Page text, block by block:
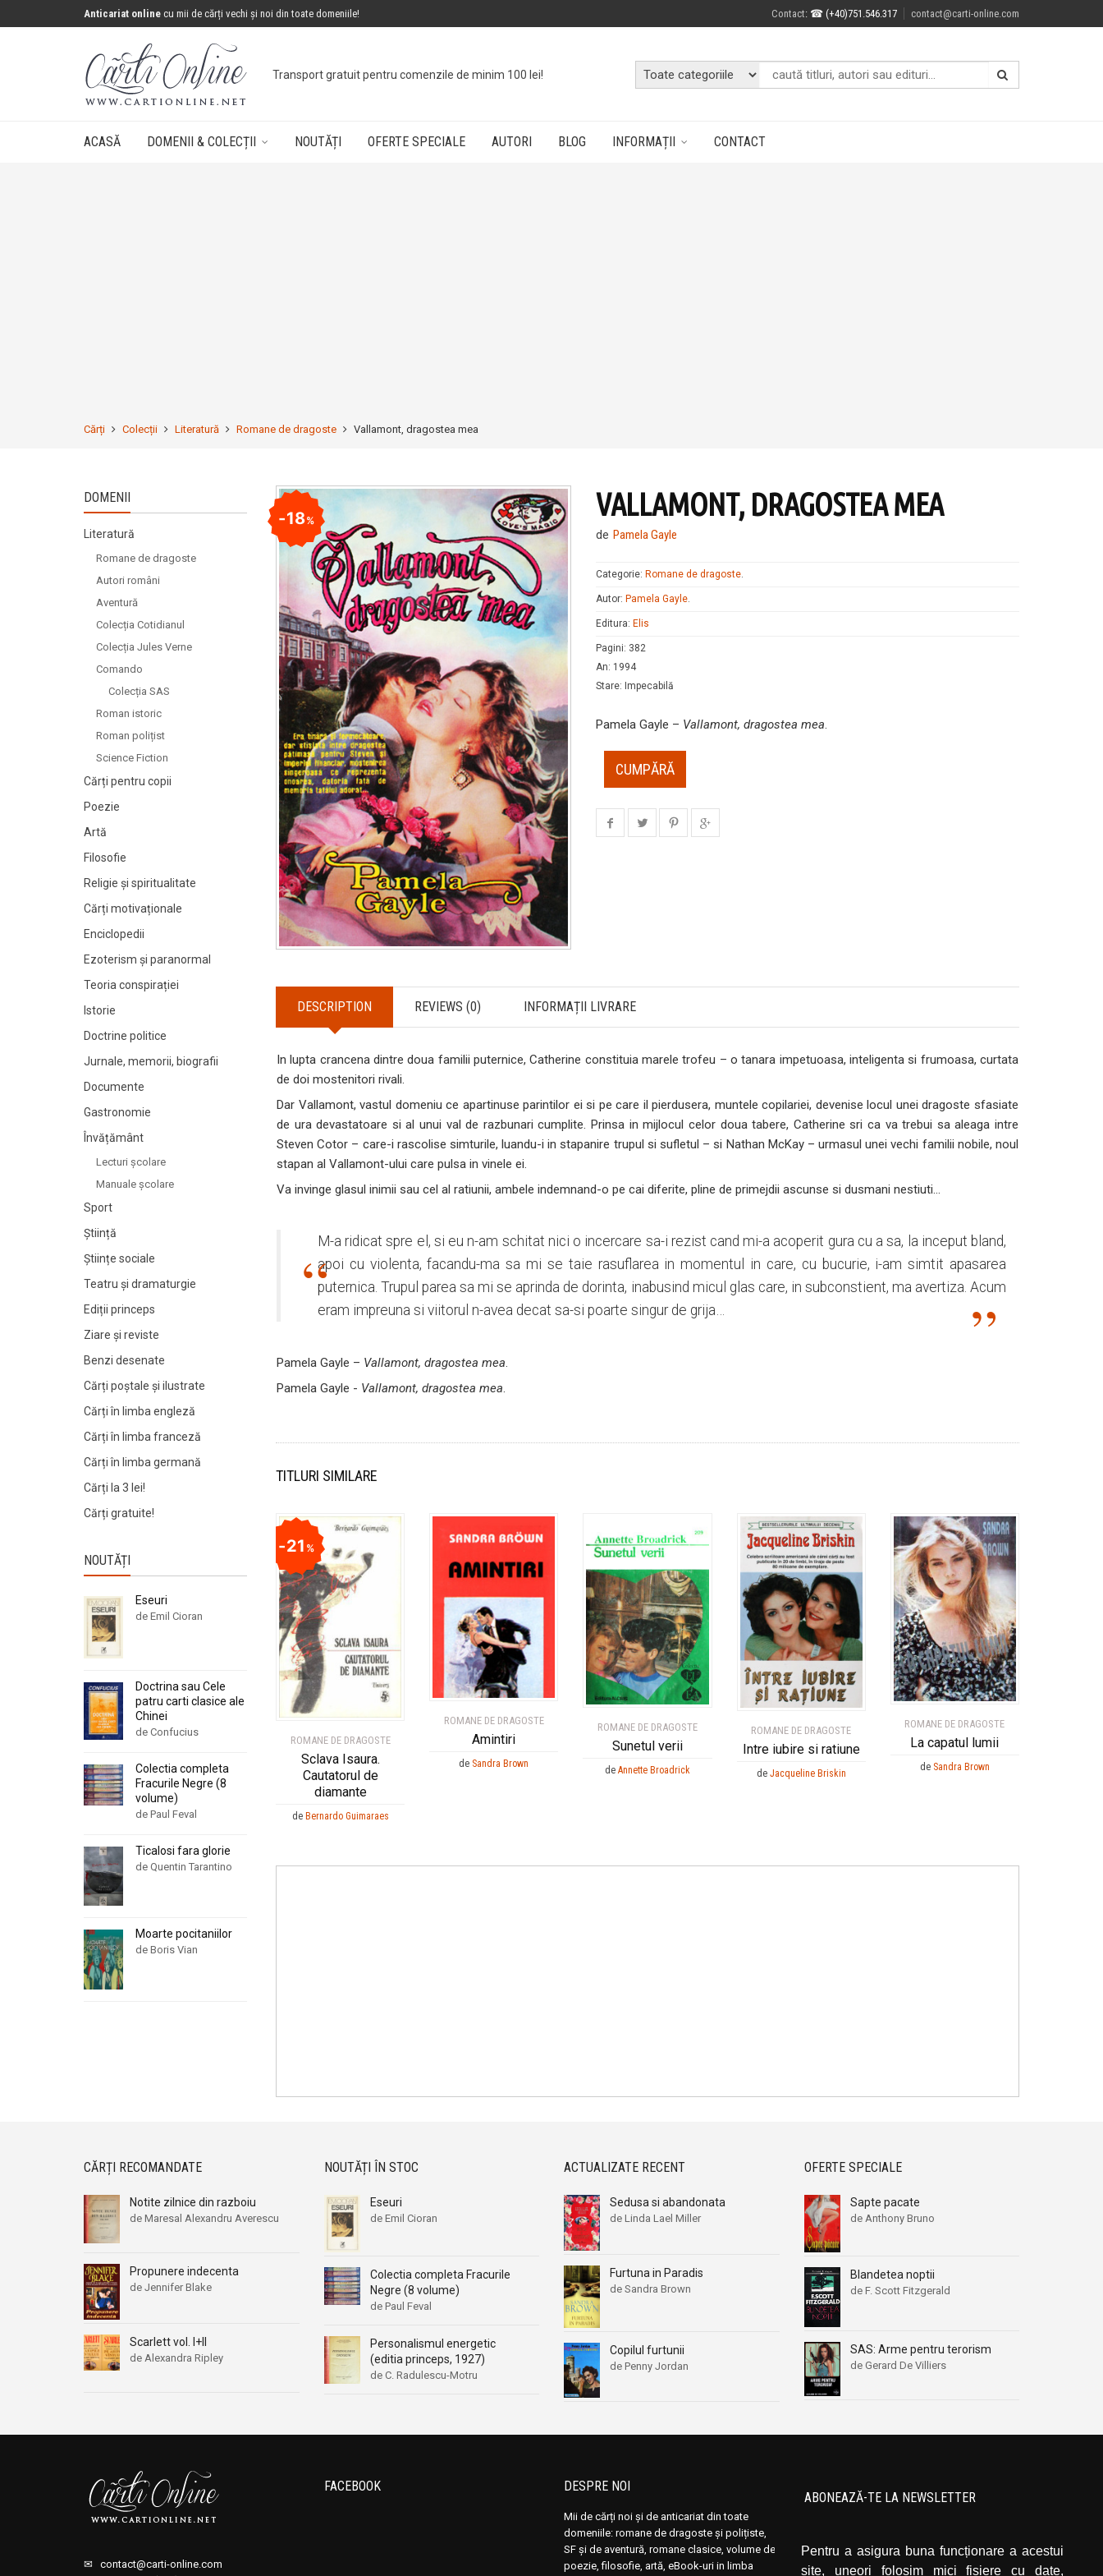
Pentru a asigura buna funcționare a acestui
site, uneori folosim mici fișiere cu date,
Anticariat online cu mii de cărți vechi și noi din toate domeniile! Contact: ☎ (+40)751.546.317 contact@carti-online.com
Transport gratuit pentru comenzile de minim 100 lei!
ACASĂ DOMENII & COLECȚII NOUTĂȚI OFERTE SPECIALE AUTORI BLOG INFORMAȚII CONTACT
Cărți Colecții Literatură Romane de dragoste Vallamont, dragostea mea
18% VALLAMONT, DRAGOSTEA MEA
de Pamela Gayle
Categorie: Romane de dragoste.
Autor: Pamela Gayle.
Editura: Elis
Pagini: 382
An: 1994
Stare: Impecabilă
Pamela Gayle – Vallamont, dragostea mea.
CUMPĂRĂ
DESCRIPTION REVIEWS (0) INFORMAȚII LIVRARE
In lupta crancena dintre doua familii puternice, Catherine constituia marele trofeu – o tanara impetuoasa, inteligenta si frumoasa, curtata
de doi mostenitori rivali.
Dar Vallamont, vastul domeniu ce apartinuse parintilor ei si pe care il pierdusera, muntele copilariei, devenise locul unei dragoste sfasiate
de ura devastatoare si al unui val de razbunari cumplite. Prinsa in mijlocul celor doua tabere, Catherine sri ca va trebui sa aleaga intre
Steven Cotor – care-i rascolise simturile, luandu-i in stapanire trupul si sufletul – si Nathan McKay – urmasul unei vechi familii nobile, noul
stapan al Vallamont-ului care pulsa in vinele ei.
Va invinge glasul inimii sau cel al ratiunii, ambele indemnand-o pe cai diferite, pline de primejdii ascunse si dusmani nestiuti…
M-a ridicat spre el, si eu n-am schitat nici o incercare sa-i rezist cand mi-a acoperit gura cu a sa, la inceput bland,
apoi cu violenta, facandu-ma sa mi se taie rasuflarea in momentul in care, cu bucurie, i-am simtit apasarea
puternica. Trupul parea sa mi se aprinda de dorinta, inabusind micul glas care, in subconstient, ma avertiza. Acum
eram impreuna si viitorul n-avea decat sa-si poarte singur de grija…
Pamela Gayle – Vallamont, dragostea mea.
Pamela Gayle - Vallamont, dragostea mea.
TITLURI SIMILARE
ROMANE DE DRAGOSTE
Sclava Isaura.
Cautatorul de
diamante
21%
de Bernardo Guimaraes
ROMANE DE DRAGOSTE
Amintiri
de Sandra Brown
ROMANE DE DRAGOSTE
Sunetul verii
de Annette Broadrick
ROMANE DE DRAGOSTE
Intre iubire si ratiune
de Jacqueline Briskin
ROMANE DE DRAGOSTE
La capatul lumii
de Sandra Brown
DOMENII
Literatură
Romane de dragoste
Autori români
Aventură
Colecția Cotidianul
Colecția Jules Verne
Comando
Colecția SAS
Roman istoric
Roman polițist
Science Fiction
Cărți pentru copii
Poezie
Artă
Filosofie
Religie și spiritualitate
Cărți motivaționale
Enciclopedii
Ezoterism și paranormal
Teoria conspirației
Istorie
Doctrine politice
Jurnale, memorii, biografii
Documente
Gastronomie
Învățământ
Lecturi şcolare
Manuale şcolare
Sport
Știință
Științe sociale
Teatru și dramaturgie
Ediții princeps
Ziare şi reviste
Benzi desenate
Cărți poștale și ilustrate
Cărți în limba engleză
Cărți în limba franceză
Cărți în limba germană
Cărți la 3 lei!
Cărți gratuite!
NOUTĂȚI
Eseuri
de Emil Cioran
Doctrina sau Cele
patru carti clasice ale
Chinei
de Confucius
Colectia completa
Fracurile Negre (8
volume)
de Paul Feval
Ticalosi fara glorie
de Quentin Tarantino
Moarte pocitaniilor
de Boris Vian
CĂRȚI RECOMANDATE
Notite zilnice din razboiu
de Maresal Alexandru Averescu
Propunere indecenta
de Jennifer Blake
Scarlett vol. I+II
de Alexandra Ripley
NOUTĂȚI ÎN STOC
Eseuri
de Emil Cioran
Colectia completa Fracurile
Negre (8 volume)
de Paul Feval
Personalismul energetic
(editia princeps, 1927)
de C. Radulescu-Motru
ACTUALIZATE RECENT
Sedusa si abandonata
de Linda Lael Miller
Furtuna in Paradis
de Sandra Brown
Copilul furtunii
de Penny Jordan
OFERTE SPECIALE
Sapte pacate
de Anthony Bruno
Blandetea noptii
de F. Scott Fitzgerald
SAS: Arme pentru terorism
de Gerard De Villiers
✉ contact@carti-online.com
FACEBOOK DESPRE NOI
Mii de cărți noi și de anticariat din toate
domeniile: romane de dragoste și polițiste,
SF și de aventură, romane clasice, volume de
poezie, filosofie, artă, eBook-uri in limba
ABONEAZĂ-TE LA NEWSLETTER
pe butonul de abonare.